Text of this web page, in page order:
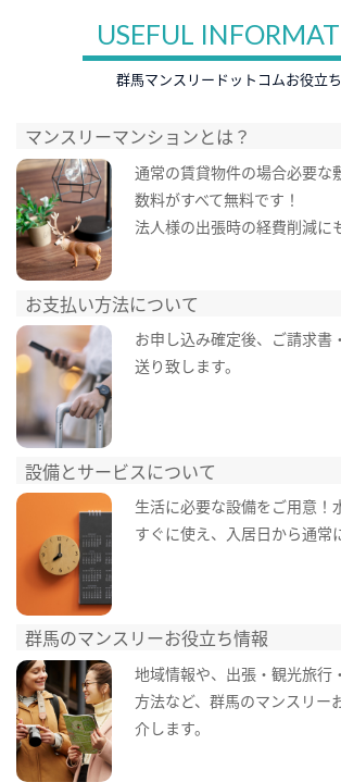
USEFUL
群馬マンスリードットコムお役立
マンスリーマンションとは？
通常の賃貸物件の場合必要な
数料がすべて無料です！
法人様の出張時の経費削減に
お支払い方法について
お申し込み確定後、ご請求書
送り致します。
設備とサービスについて
生活に必要な設備をご用意！
すぐに使え、入居日から通常
群馬のマンスリーお役立ち情報
地域情報や、出張・観光旅行
方法など、群馬のマンスリー
介します。